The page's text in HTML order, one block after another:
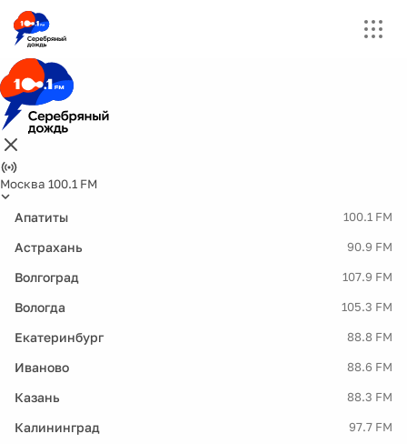
Москва 100.1 FM
Апатиты 100.1 FM
Астрахань 90.9 FM
Волгоград 107.9 FM
Вологда 105.3 FM
Екатеринбург 88.8 FM
Иваново 88.6 FM
Казань 88.3 FM
Калининград 97.7 FM